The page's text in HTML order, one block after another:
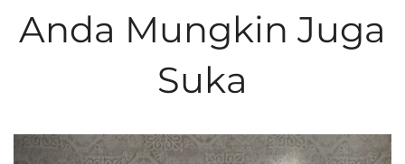
Anda Mungkin Juga
Suka